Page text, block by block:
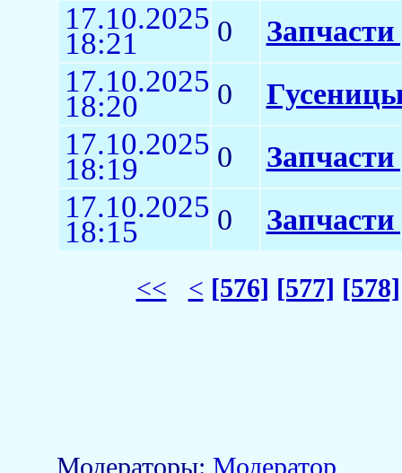
17.10.2025
18:21 0 Запчасти
17.10.2025
18:20 0
17.10.2025
18:19 0
17.10.2025
18:15 0
<< < [576] [577] [578]
Модераторы:Модератор